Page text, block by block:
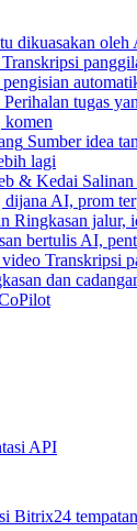
dikuasakan
Transkripsi
Perihalan tugas
komen
Sumber idea
lagi
& Kedai
dijana AI, prom
Ringkasan jalur,
bertulis AI,
Transkripsi
dan
API
Bitrix24 tempatan